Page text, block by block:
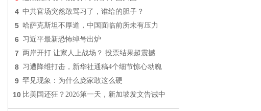
4 中共官场突然敢骂习了，谁给的胆子？
5 哈萨克斯坦不厚道，中国面临前所未有压力
6 习近平最新恐怖绰号出炉
7 两岸开打 让家人上战场？ 投票结果超震撼
8 习遭降维打击，新华社通稿4个细节惊心动魄
9 罕见现象：为什么庞家敢这么硬
10 比美国还狂？2026第一天，新加坡发文告诫中